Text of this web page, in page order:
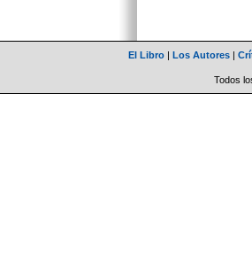
El Libro | Los Autores |
Todos